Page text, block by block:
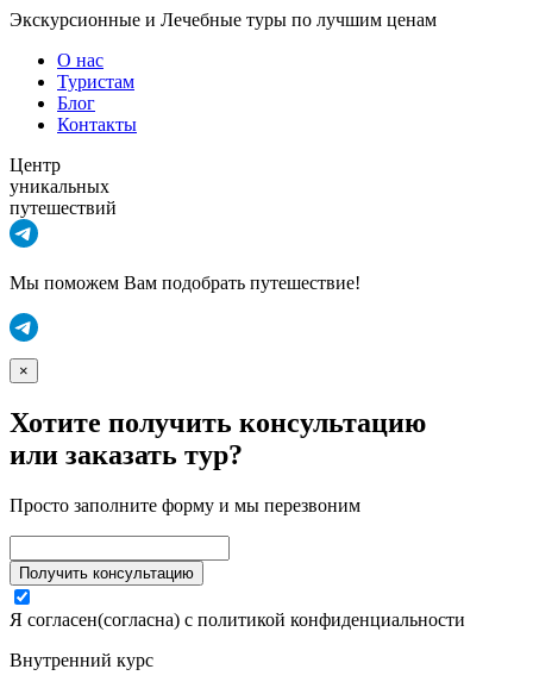
Экскурсионные и Лечебные туры по лучшим ценам
О нас
Туристам
Блог
Контакты
Центр
уникальных
путешествий
Мы поможем Вам подобрать путешествие!
×
Хотите получить консультацию
или заказать тур?
Просто заполните форму и мы перезвоним
Я согласен(согласна) с политикой конфиденциальности
Внутренний курс